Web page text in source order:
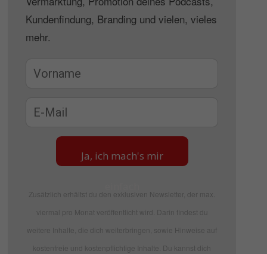
Kundenfindung, Branding und vielen, vieles
mehr.
Ja, ich mach's mir
Zusätzlich erhältst du den exklusiven Newsletter, der max.
viermal pro Monat veröffentlicht wird. Darin findest du
weitere Inhalte, die dich weiterbringen, sowie Hinweise auf
kostenfreie und kostenpflichtige Inhalte. Du kannst dich